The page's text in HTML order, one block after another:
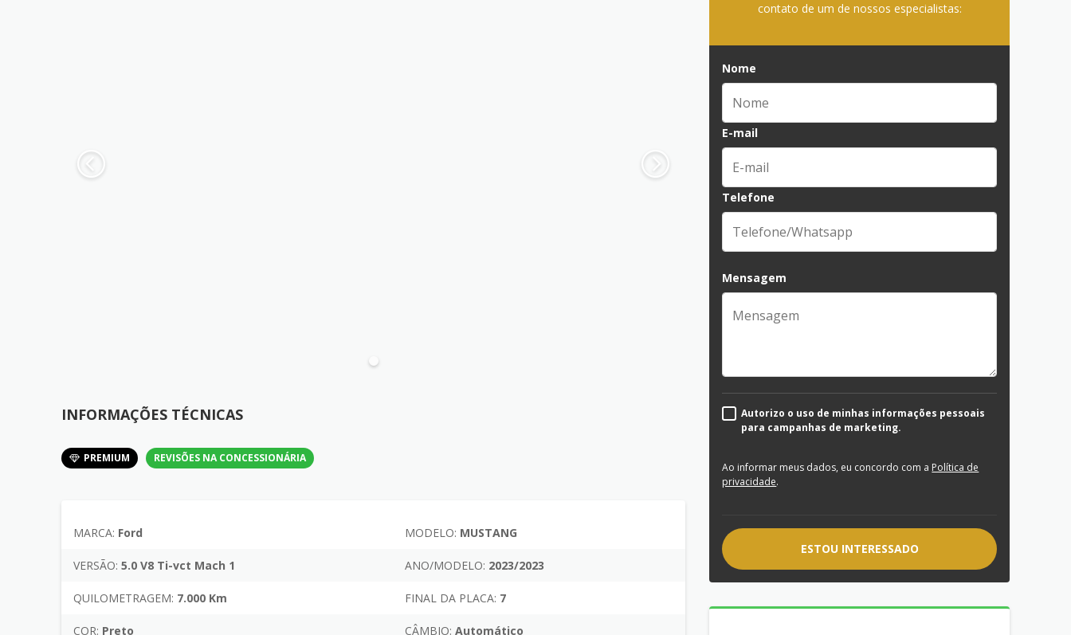
INFORMAÇÕES TÉCNICAS
PREMIUM REVISÕES NA CONCESSIONÁRIA
MARCA: Ford MODELO: MUSTANG
VERSÃO: 5.0 V8 Ti-vct Mach 1 ANO/MODELO: 2023/2023
QUILOMETRAGEM: 7.000 Km FINAL DA PLACA: 7
COR: Preto CÂMBIO: Automático
contato de um de nossos especialistas:
Nome
E-mail
Telefone
Mensagem
Autorizo o uso de minhas informações pessoais
para campanhas de marketing.
Ao informar meus dados, eu concordo com a Política de
privacidade.
ESTOU INTERESSADO